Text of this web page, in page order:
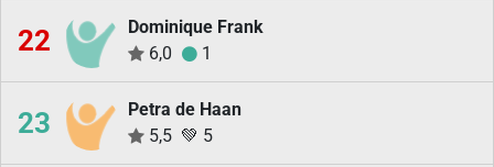
22
Dominique Frank
6,0
1
23
Petra de Haan
5,5 💚 5